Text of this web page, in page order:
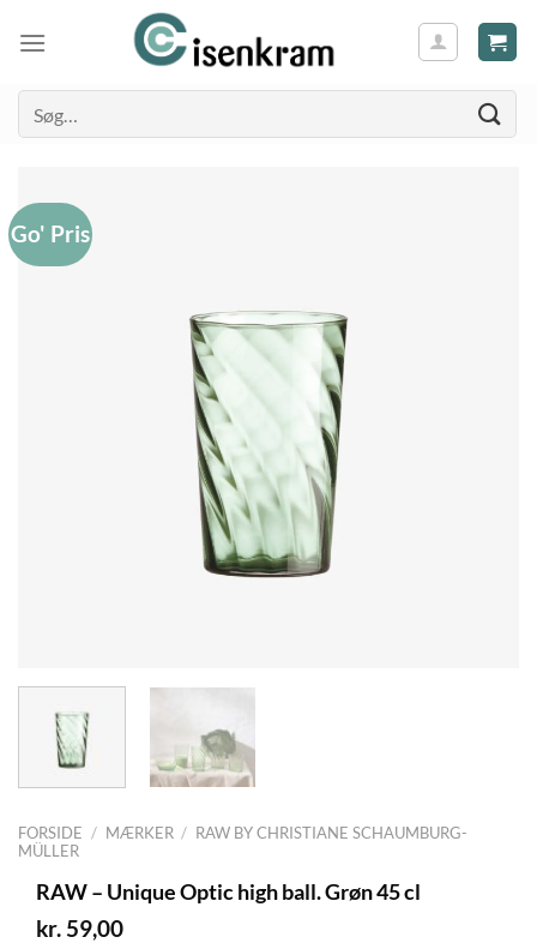
efter:
FORSIDE / MÆRKER / RAW BY CHRISTIANE SCHAUMBURG-
MÜLLER
Go' Pris
RAW – Unique Optic high ball. Grøn 45 cl
kr. 59,00